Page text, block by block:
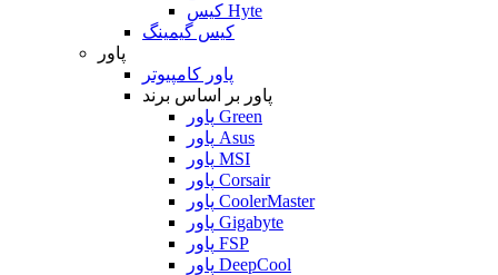
کیس Hyte
کیس گیمینگ
پاور
پاور کامپیوتر
پاور بر اساس برند
پاور Green
پاور Asus
پاور MSI
پاور Corsair
پاور CoolerMaster
پاور Gigabyte
پاور FSP
پاور DeepCool